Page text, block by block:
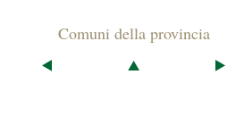
Comuni della provincia